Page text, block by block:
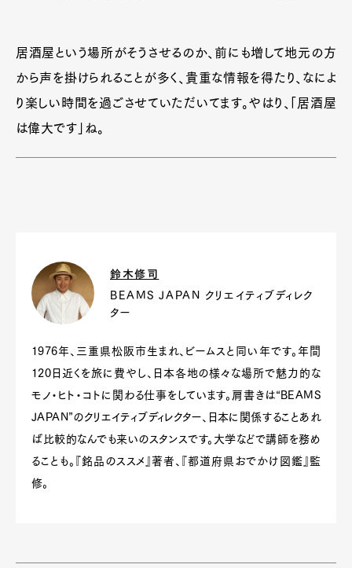
居酒屋という場所がそうさせるのか、前にも増して地元の方
から声を掛けられることが多く、貴重な情報を得たり、なによ
り楽しい時間を過ごさせていただいてます。やはり、「居酒屋
は偉大です」ね。
鈴木修司
BEAMS JAPAN クリエイティブディレク
ター
1976年、三重県松阪市生まれ、ビームスと同い年です。年間
120日近くを旅に費やし、日本各地の様々な場所で魅力的な
モノ・ヒト・コトに関わる仕事をしています。肩書きは“BEAMS
JAPAN”のクリエイティブディレクター、日本に関係することあれ
ば比較的なんでも来いのスタンスです。大学などで講師を務め
ることも。『銘品のススメ』著者、『都道府県おでかけ図鑑』監
修。